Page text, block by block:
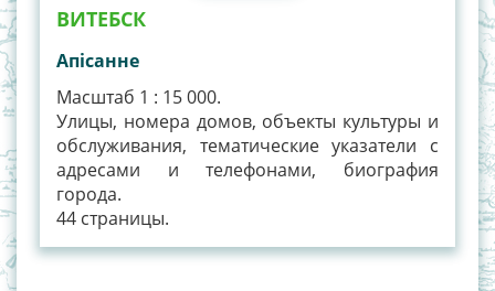
ВИТЕБСК
Апiсанне
Масштаб 1 : 15 000.
Улицы, номера домов, объекты культуры и
обслуживания, тематические указатели с
адресами и телефонами, биография
города.
44 страницы.